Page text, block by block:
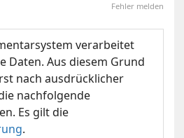
Fehler melden
verarbeitet
Daten. Aus diesem Grund
nach ausdrücklicher
nachfolgende
Es gilt die
.